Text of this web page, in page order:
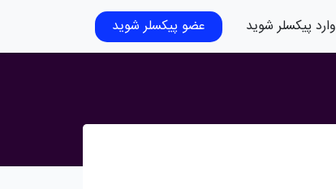
وارد پیکسلر شوید عضو پیکسلر شوید